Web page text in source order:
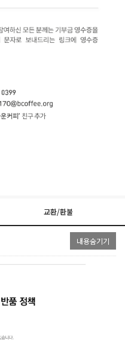
교환/환불
내용숨기기